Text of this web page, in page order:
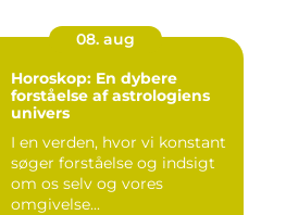
08. aug
Horoskop: En dybere
forståelse af astrologiens
univers
I en verden, hvor vi konstant
søger forståelse og indsigt
om os selv og vores
omgivelse...